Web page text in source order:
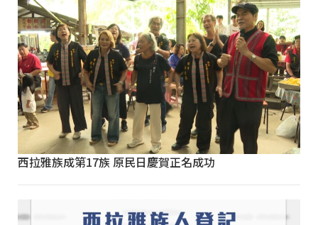
西拉雅族成第17族 原民日慶賀正名成功